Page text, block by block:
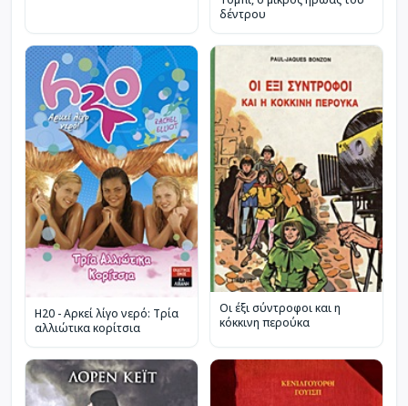
δέντρου
H20 - Αρκεί λίγο νερό: Τρία
αλλιώτικα κορίτσια
Οι έξι σύντροφοι και η
κόκκινη περούκα